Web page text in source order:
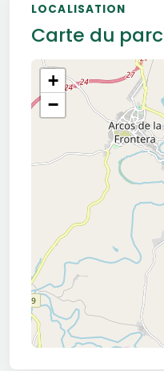
LOCALISATION
Carte du
+
−